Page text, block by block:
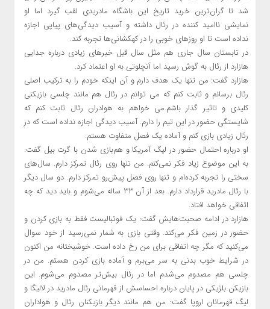
شد تا گران‌ترین خرید تاریخ این باشگاه مادریدی لقب گیرد اما او
نمایشی ناامید کننده در رئال داشته و آسیب دیدگی‌های پیاپی اجازه
نداده است تا او روزهای خوبی را در کهکشانی‌ها تجربه کند.
در تابستان سال جاری هم مثل سال قبل خبرهای زیادی درباره جدایی
هازارد از رئال به گوش رسید اما آنچلوتی به او اعتماد کرد.
هازارد گفت: من تنها یک هدف دارم و آن اینکه خودم را به ترکیب اصلی
رئال برسانم و ثابت کنم که می توانم در رئال هم مانند چلسی بازیکنی
کلیدی و تاثیر گذار باشم.می خواهم به هوادران رئال ثابت کنم که
شایستگی حضور در این تیم را دارم. آسیب دیدگی اجازه نداده است که در
رئال زیادی بازی کنم و آماده یک فصل متفاوت هستم.
او درباره احتمال حضور در لیگ آمریکا و هم‌بازی شدن با گرت بیل گفت:
به این موضوع زیاد فکر نمی‌کنم. من تنها روی رئال تمرکز دارم. سال‌های
سختی را تجربه کرده‌ام و تنها روی فصل پیش‌رو تمرکز دارم. دو سال دیگر
با رئال مادرید قرارداد دارم. بعد از آن ۳۳ ساله می‌شوم و باید دید که چه
اتفاقی خواهد افتاد.
هازارد در ادامه صحبت‌هایش گفت: یک فوتبالیست فقط به بازی کردن و
حضور در زمین فکر می‌کند. وقتی بازی به شمار نمی‌رسید از خود سوال
می‌کنید که مگر چه اتفاقی برای من رخ داده است. خوشبختانه من اکنون
در شرایط خوب بدنی به سر می‌برم و آماده بازی کردن هستم. من در
چلسی هم مصدوم می‌شدم اما در رئال بیش‌تر مصدوم می‌شوم. این
بازیکن بلژیکی در پایان درباره احساسش از قهرمانی رئال مادرید در لالیگا و
لیگ قهرمانان اروپا گفت: من هم مانند دیگر بازیکنان رئال و هواداران